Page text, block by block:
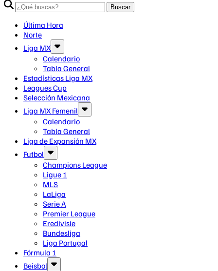
Buscar
Última Hora
Norte
Liga MX
Calendario
Tabla General
Estadísticas Liga MX
Leagues Cup
Selección Mexicana
Liga MX Femenil
Calendario
Tabla General
Liga de Expansión MX
Futbol
Champions League
Ligue 1
MLS
LaLiga
Serie A
Premier League
Eredivisie
Bundesliga
Liga Portugal
Fórmula 1
Beisbol